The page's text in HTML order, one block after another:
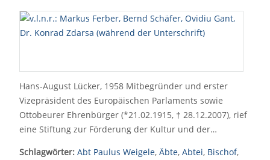
Hans-August Lücker, 1958 Mitbegründer und erster
Vizepräsident des Europäischen Parlaments sowie
Ottobeurer Ehrenbürger (*21.02.1915, † 28.12.2007), rief
eine Stiftung zur Förderung der Kultur und der…
Schlagwörter: Abt Paulus Weigele, Äbte, Abtei, Bischof,